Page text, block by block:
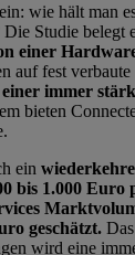
wie hält man
Studie belegt
einer
auf fest verbaute
immer
bieten
ein
bis 1.000
geschätzt.
wird eine